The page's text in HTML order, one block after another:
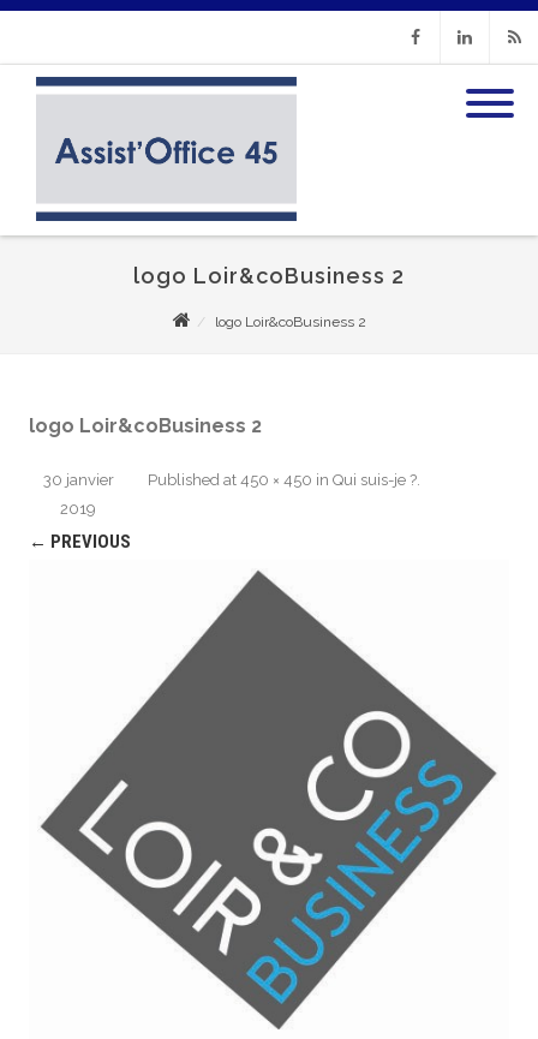
FacebookLinkedin
RSS
logo Loir&coBusiness 2
logo Loir&coBusiness 2
logo Loir&coBusiness 2
Published
30 janvier
2019
at 450 × 450 in Qui suis-je ?.
← PREVIOUS